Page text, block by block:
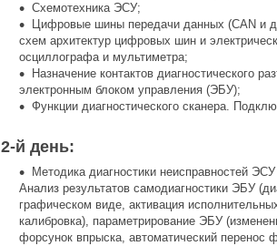
Схемотехника ЭСУ;
Цифровые шины передачи данных (CAN и
схем архитектур цифровых шин и
осциллографа и мультиметра;
Назначение контактов диагностического
электронным блоком управления (ЭБУ);
Функции диагностического сканера.
2-й день:
Методика диагностики неисправностей
Анализ результатов самодиагностики ЭБУ
графическом виде, активация
калибровка), параметрирование ЭБУ
форсунок впрыска, автоматический